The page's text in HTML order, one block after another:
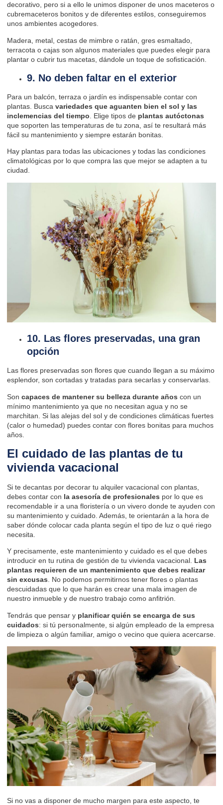
decorativo, pero si a ello le unimos disponer de unos maceteros o
cubremaceteros bonitos y de diferentes estilos, conseguiremos
unos ambientes acogedores.
Madera, metal, cestas de mimbre o ratán, gres esmaltado,
terracota o cajas son algunos materiales que puedes elegir para
plantar o cubrir tus macetas, dándole un toque de sofisticación.
9. No deben faltar en el exterior
Para un balcón, terraza o jardín es indispensable contar con
plantas. Busca variedades que aguanten bien el sol y las
inclemencias del tiempo . Elige tipos de plantas autóctonas
que soporten las temperaturas de tu zona, así te resultará más
fácil su mantenimiento y siempre estarán bonitas.
Hay plantas para todas las ubicaciones y todas las condiciones
climatológicas por lo que compra las que mejor se adapten a tu
ciudad.
10. Las flores preservadas, una gran
opción
Las flores preservadas son flores que cuando llegan a su máximo
esplendor, son cortadas y tratadas para secarlas y conservarlas.
Son capaces de mantener su belleza durante años con un
mínimo mantenimiento ya que no necesitan agua y no se
marchitan. Si las alejas del sol y de condiciones climáticas fuertes
(calor o humedad) puedes contar con flores bonitas para muchos
años.
El cuidado de las plantas de tu
vivienda vacacional
Si te decantas por decorar tu alquiler vacacional con plantas,
debes contar con la asesoría de profesionales por lo que es
recomendable ir a una floristería o un vivero donde te ayuden con
su mantenimiento y cuidado. Además, te orientarán a la hora de
saber dónde colocar cada planta según el tipo de luz o qué riego
necesita.
Y precisamente, este mantenimiento y cuidado es el que debes
introducir en tu rutina de gestión de tu vivienda vacacional. Las
plantas requieren de un mantenimiento que debes realizar
sin excusas. No podemos permitirnos tener flores o plantas
descuidadas que lo que harán es crear una mala imagen de
nuestro inmueble y de nuestro trabajo como anfitrión.
Tendrás que pensar y planificar quién se encarga de sus
cuidados: si tú personalmente, si algún empleado de la empresa
de limpieza o algún familiar, amigo o vecino que quiera acercarse.
Si no vas a disponer de mucho margen para este aspecto, te